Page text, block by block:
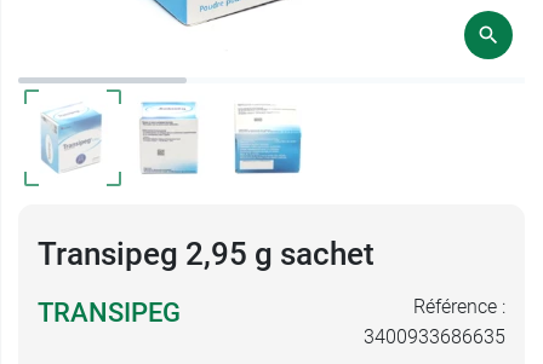
Transipeg 2,95 g sachet
TRANSIPEG
Référence :
3400933686635